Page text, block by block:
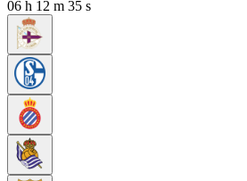
06 h 12 m 33 s